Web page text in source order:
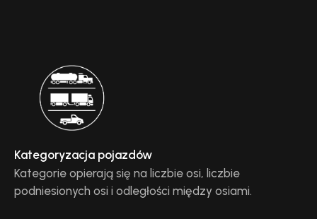
Kategoryzacja pojazdów
Kategorie opierają się na liczbie osi, liczbie
podniesionych osi i odległości między osiami.